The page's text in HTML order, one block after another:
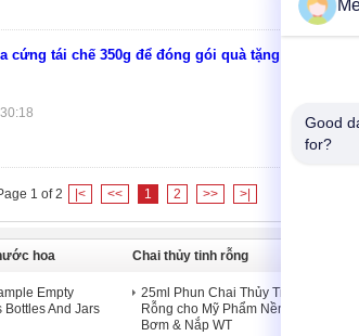
cứng tái chế 350g để đóng gói quà tặng
1 of 2 |< << 1 2 >> >|
hoa
Empty
Bottles And Jars
Chai thủy tinh rỗng
25ml Phun Chai Thủy Tinh
Rỗng cho Mỹ Phẩm Nền Với
Bơm & Nắp WT
Good
for?